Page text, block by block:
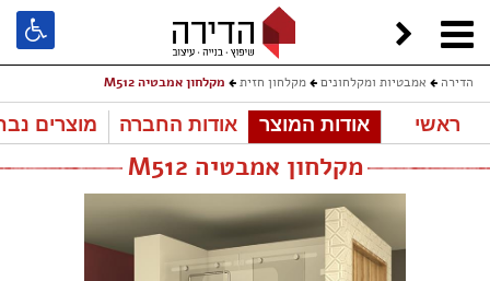
הדירה אמבטיות ומקלחונים מקלחון חזית מקלחון אמבטיה M512
ראשי אודות המוצר אודות החברה מוצרים
מקלחון אמבטיה M512